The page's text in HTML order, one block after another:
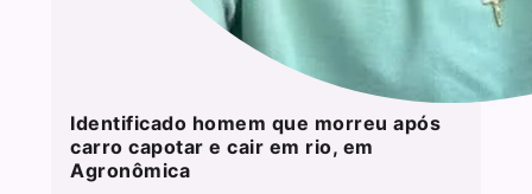
Identificado homem que morreu após
carro capotar e cair em rio, em
Agronômica